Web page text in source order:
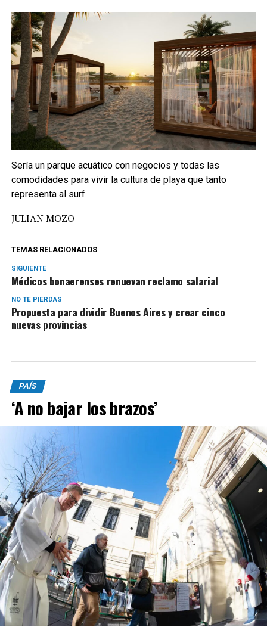
Sería un parque acuático con negocios y todas las
comodidades para vivir la cultura de playa que tanto
representa al surf.
JULIAN MOZO
TEMAS RELACIONADOS
SIGUIENTE
Médicos bonaerenses renuevan reclamo salarial
NO TE PIERDAS
Propuesta para dividir Buenos Aires y crear cinco
nuevas provincias
PAÍS
‘A no bajar los brazos’